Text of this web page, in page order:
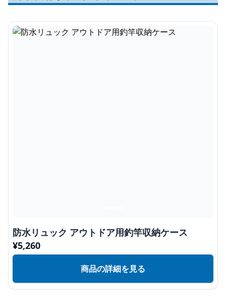
防水リュック アウトドア用釣竿収納ケース
¥5,260
商品の詳細を見る